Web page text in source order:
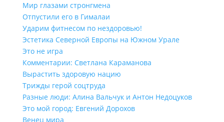
Мир глазами стронгмена
Отпустили его в Гималаи
Ударим фитнесом по нездоровью!
Эстетика Северной Европы на Южном Урале
Это не игра
Комментарии: Светлана Караманова
Вырастить здоровую нацию
Трижды герой соцтруда
Разные люди: Алина Вальчук и Антон Недоцуков
Это мой город: Евгений Дорохов
Венец мира